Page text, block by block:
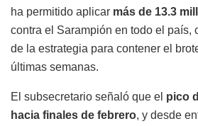
ha permitido aplicar más de 13.3
contra el Sarampión en todo el país,
de la estrategia para contener el
últimas semanas.
El subsecretario señaló que el pico
hacia finales de febrero, y desde